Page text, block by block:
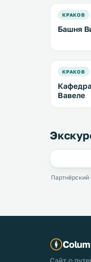
КРАКОВ
Башня
КРАКОВ
Вавеле
Партнёрский